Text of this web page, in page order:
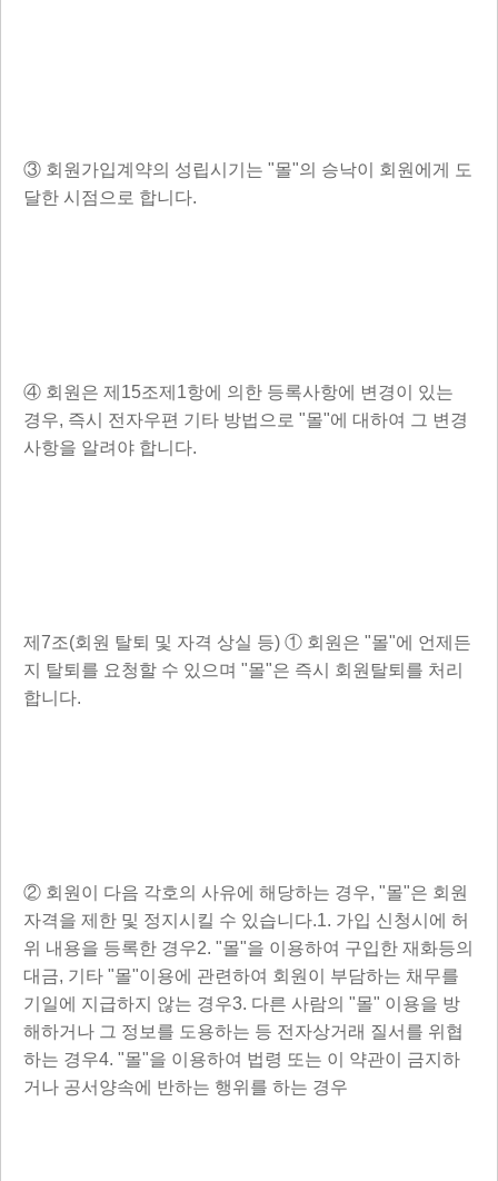
③ 회원가입계약의 성립시기는 "몰"의 승낙이 회원에게 도
달한 시점으로 합니다.
④ 회원은 제15조제1항에 의한 등록사항에 변경이 있는
경우, 즉시 전자우편 기타 방법으로 "몰"에 대하여 그 변경
사항을 알려야 합니다.
제7조(회원 탈퇴 및 자격 상실 등) ① 회원은 "몰"에 언제든
지 탈퇴를 요청할 수 있으며 "몰"은 즉시 회원탈퇴를 처리
합니다.
② 회원이 다음 각호의 사유에 해당하는 경우, "몰"은 회원
자격을 제한 및 정지시킬 수 있습니다.1. 가입 신청시에 허
위 내용을 등록한 경우2. "몰"을 이용하여 구입한 재화등의
대금, 기타 "몰"이용에 관련하여 회원이 부담하는 채무를
기일에 지급하지 않는 경우3. 다른 사람의 "몰" 이용을 방
해하거나 그 정보를 도용하는 등 전자상거래 질서를 위협
하는 경우4. "몰"을 이용하여 법령 또는 이 약관이 금지하
거나 공서양속에 반하는 행위를 하는 경우